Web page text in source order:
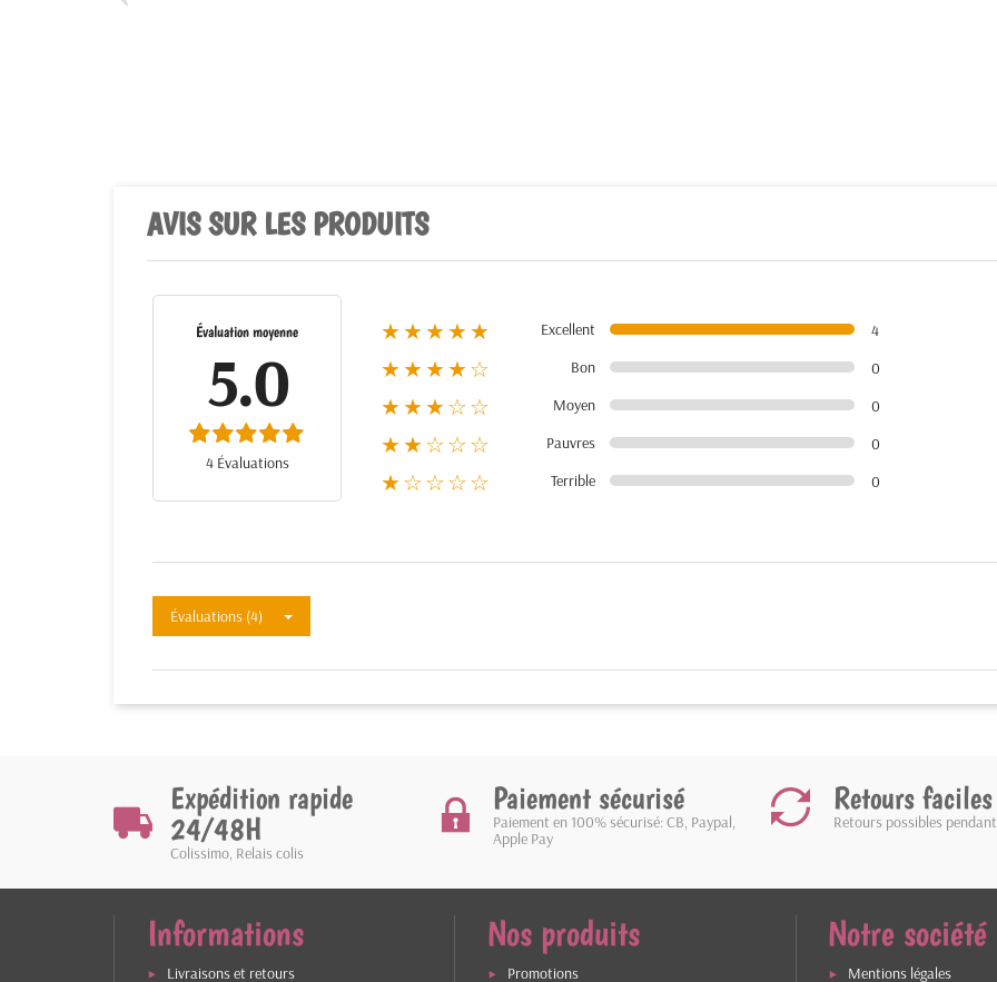
AVIS SUR LES PRODUITS
Évaluation moyenne
5.0
4 Évaluations
★★★★★ Excellent 4
★★★★☆ Bon 0
★★★☆☆ Moyen 0
★★☆☆☆ Pauvres 0
★☆☆☆☆ Terrible 0
Évaluations (4)
Expédition rapide
24/48H
Colissimo, Relais colis
Paiement sécurisé
Paiement en 100% sécurisé: CB, Paypal,
Apple Pay
Retours faciles
Retours possibles
Informations
Livraisons et retours
Nos produits
Promotions
Notre société
Mentions légales